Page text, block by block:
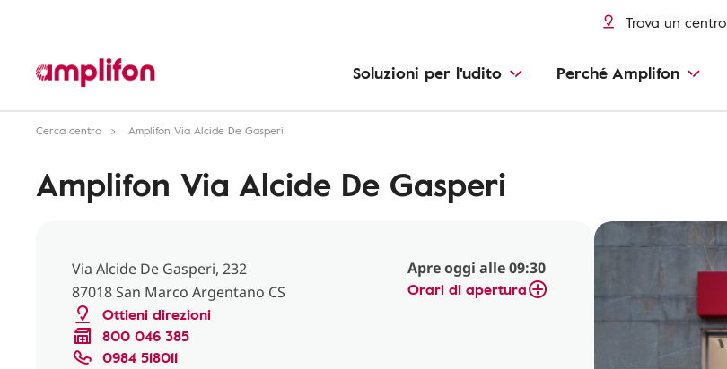
Trova un centro
Soluzioni per l'udito Perché Amplifon
Cerca centro Amplifon Via Alcide De Gasperi
Amplifon Via Alcide De Gasperi
Via Alcide De Gasperi, 232
87018 San Marco Argentano CS
Ottieni direzioni
800 046 385
0984 518011
Apre oggi alle 09:30
Orari di apertura